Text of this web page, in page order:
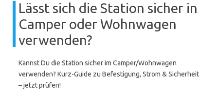
Lässt sich die Station sicher in
Camper oder Wohnwagen
verwenden?
Kannst Du die Station sicher im Camper/Wohnwagen
verwenden? Kurz-Guide zu Befestigung, Strom & Sicherheit
– jetzt prüfen!